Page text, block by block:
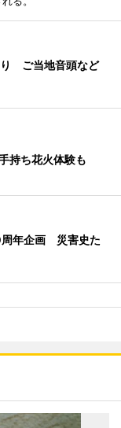
り ご当地音頭など
持ち花火体験も
周年企画 災害史た